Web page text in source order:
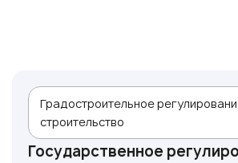
Градостроительное
строительство
Государственное